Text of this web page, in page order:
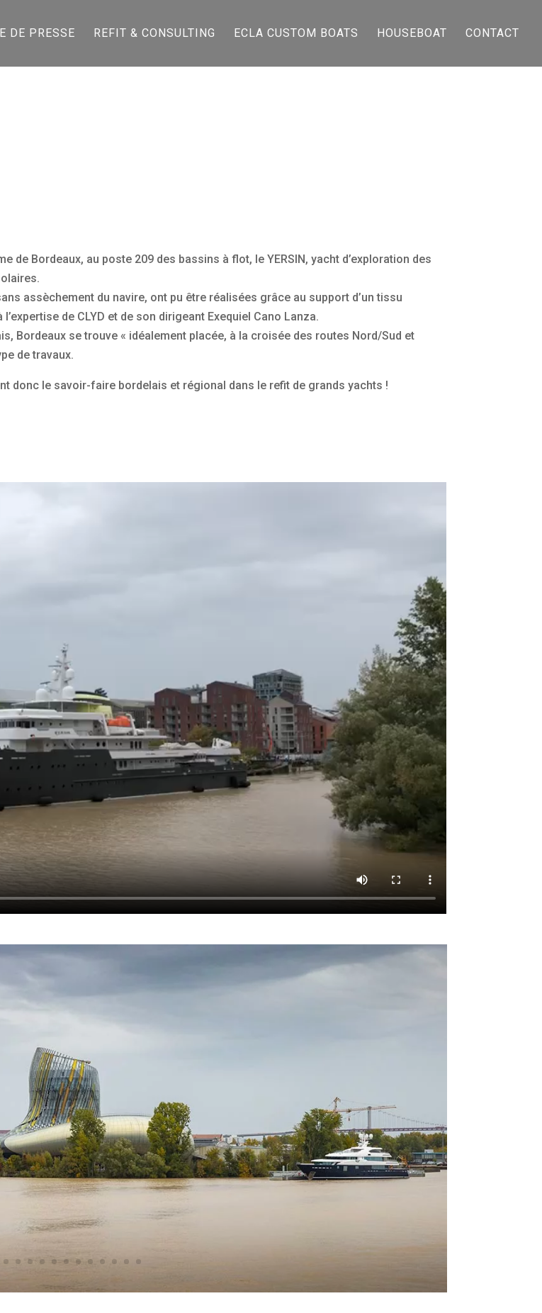
DE PRESSE REFIT & CONSULTING ECLA CUSTOM BOATS HOUSEBOAT CONTACT
de Bordeaux, au poste 209 des bassins à flot, le YERSIN, yacht d’exploration des
assèchement du navire, ont pu être réalisées grâce au support d’un tissu
de CLYD et de son dirigeant Exequiel Cano Lanza.
Bordeaux se trouve « idéalement placée, à la croisée des routes Nord/Sud et
de travaux.
donc le savoir-faire bordelais et régional dans le refit de grands yachts !